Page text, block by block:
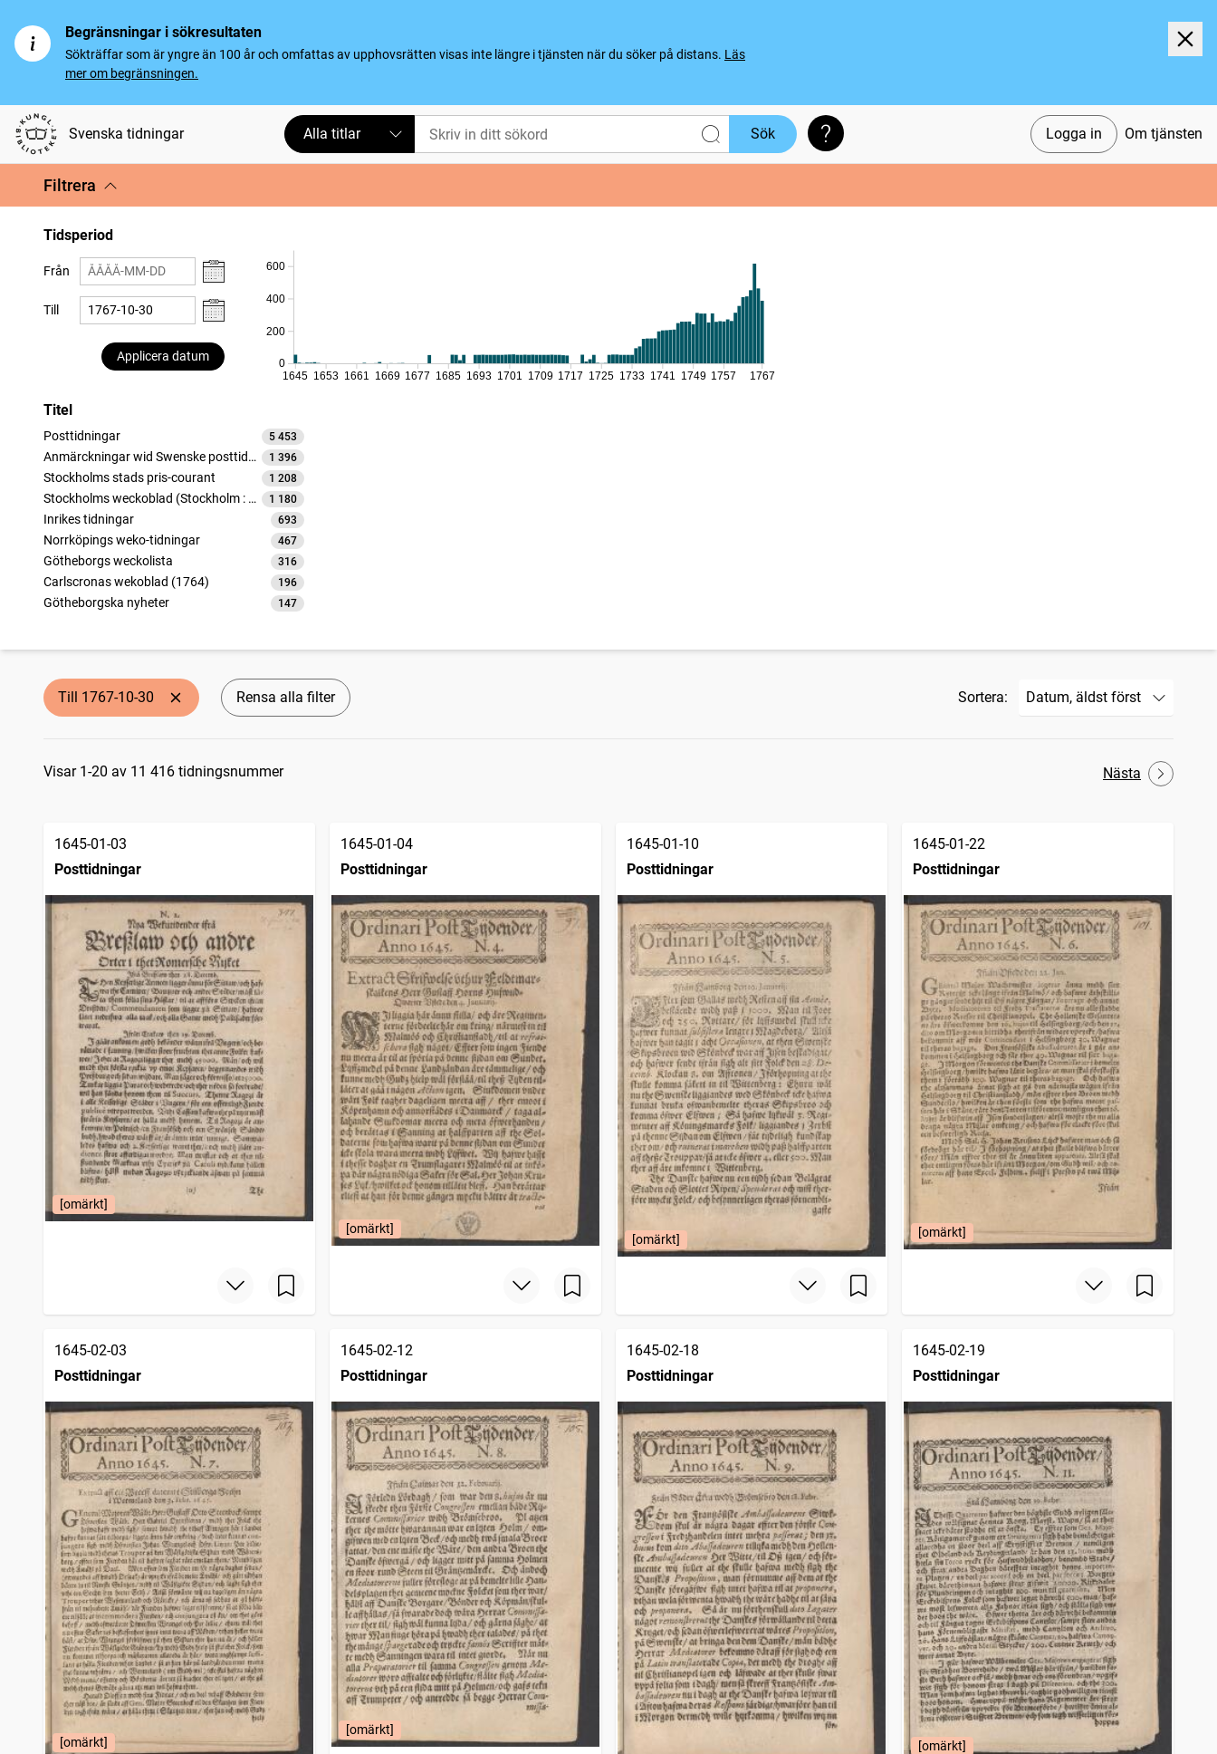
Begränsningar i sökresultaten
Sökträffar som är yngre än 100 år och omfattas av upphovsrätten visas inte längre i tjänsten när du söker på distans. Läs
mer om begränsningen.
Svenska tidningar Logga in Om tjänsten
Alla titlar Sök Söktips
Filtrera
Tidsperiod
Från
Till
Applicera datum
0
200
400
600
1645 1653 1661 1669 1677 1685 1693 1701 1709 1717 1725 1733 1741 1749 1757 1767
Titel
Posttidningar 5 453
träffar
Anmärckningar wid Swenske posttidningarne
1 396
träffar
Stockholms stads pris-courant
1 208
träffar
Stockholms weckoblad (Stockholm : 1745)
1 180
träffar
Inrikes tidningar
693
träffar
Norrköpings weko-tidningar
467
träffar
Götheborgs weckolista
316
träffar
Carlscronas wekoblad (1764)
196
träffar
Götheborgska nyheter
147
träffar
träffar
Handels tidning från Gefle
träffar
Carlscronas wekoblad (1753)
träffar
Till 1767-10-30 Rensa alla filter Sortera:
Sökresultat
Visar 1-20 av 11 416 tidningsnummer Nästa
1645-01-03
Posttidningar
[omärkt]
1645-01-04
Posttidningar
[omärkt]
1645-01-10
Posttidningar
[omärkt]
1645-01-22
Posttidningar
[omärkt]
1645-02-03
Posttidningar
[omärkt]
1645-02-12
Posttidningar
[omärkt]
1645-02-18
Posttidningar
1645-02-19
Posttidningar
[omärkt]